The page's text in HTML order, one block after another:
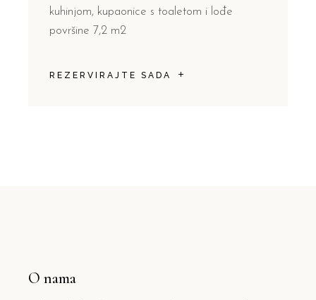
kuhinjom, kupaonice s toaletom i lođe
površine 7,2 m2
REZERVIRAJTE SADA
O nama